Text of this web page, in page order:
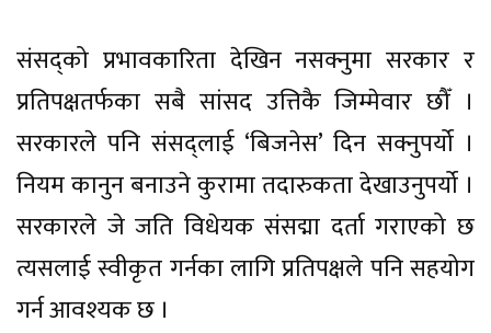
संसद्को प्रभावकारिता देखिन नसक्नुमा सरकार र
प्रतिपक्षतर्फका सबै सांसद उत्तिकै जिम्मेवार छौँ ।
सरकारले पनि संसद्लाई ‘बिजनेस’ दिन सक्नुपर्यो ।
नियम कानुन बनाउने कुरामा तदारुकता देखाउनुपर्यो ।
सरकारले जे जति विधेयक संसद्मा दर्ता गराएको छ
त्यसलाई स्वीकृत गर्नका लागि प्रतिपक्षले पनि सहयोग
गर्न आवश्यक छ ।